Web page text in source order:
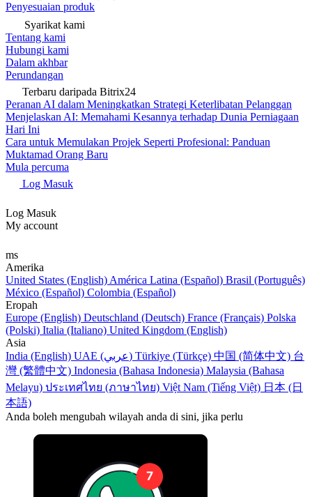
Penyesuaian produk
Syarikat kami
Tentang kami
Hubungi kami
Dalam akhbar
Perundangan
Terbaru daripada Bitrix24
Peranan AI dalam Meningkatkan Strategi Keterlibatan Pelanggan
Menjelaskan AI: Memahami Kesannya terhadap Dunia Perniagaan
Hari Ini
Cara untuk Memulakan Projek Seperti Profesional: Panduan
Muktamad Orang Baru
Mula percuma
Log Masuk
Log Masuk
My account
ms
Amerika
United States (English) América Latina (Español) Brasil (Português)
México (Español) Colombia (Español)
Eropah
Europe (English) Deutschland (Deutsch) France (Français) Polska
(Polski) Italia (Italiano) United Kingdom (English)
Asia
India (English)
UAE (عربي) Türkiye (Türkçe) 中国 (简体中文) 台
灣 (繁體中文) Indonesia (Bahasa Indonesia) Malaysia (Bahasa
Melayu) ประเทศไทย (ภาษาไทย) Việt Nam (Tiếng Việt) 日本 (日
本語)
Anda boleh mengubah wilayah anda di sini, jika perlu